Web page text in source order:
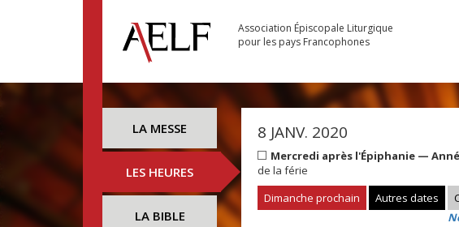
Association Épiscopale Liturgique
pour les pays Francophones
LA MESSE
LES HEURES
LA BIBLE
8 JANV. 2020
Mercredi après l'Épiphanie —
de la férie
Dimanche prochain
Autres dates